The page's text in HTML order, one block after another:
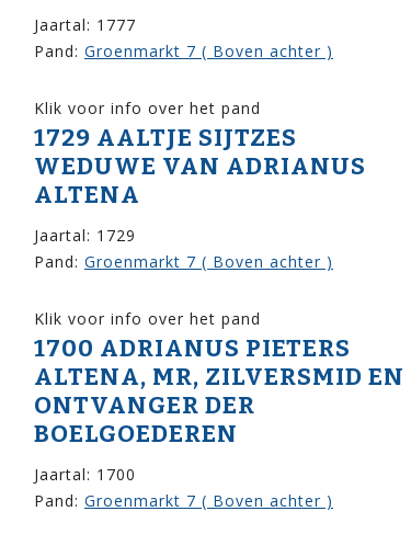
Jaartal: 1777
Pand: Groenmarkt 7 ( Boven achter )
Klik voor info over het pand
1729 AALTJE SIJTZES
WEDUWE VAN ADRIANUS
ALTENA
Jaartal: 1729
Pand: Groenmarkt 7 ( Boven achter )
Klik voor info over het pand
1700 ADRIANUS PIETERS
ALTENA, MR, ZILVERSMID EN
ONTVANGER DER
BOELGOEDEREN
Jaartal: 1700
Pand: Groenmarkt 7 ( Boven achter )